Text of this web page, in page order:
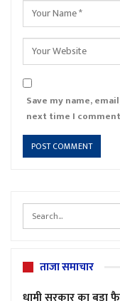
Save my name,
next time I
ताजा समाचार